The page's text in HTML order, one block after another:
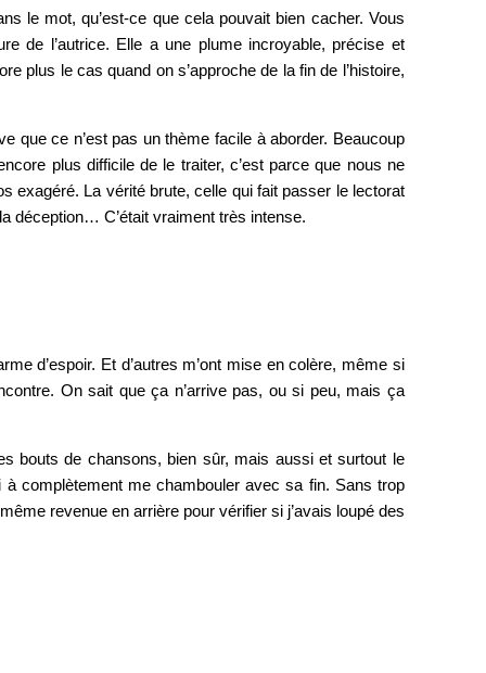
le mot, qu’est-ce que cela pouvait bien cacher. Vous
de l’autrice. Elle a une plume incroyable, précise et
plus le cas quand on s’approche de la fin de l’histoire,
que ce n’est pas un thème facile à aborder. Beaucoup
plus difficile de le traiter, c’est parce que nous ne
exagéré. La vérité brute, celle qui fait passer le lectorat
déception… C’était vraiment très intense.
d’espoir. Et d’autres m’ont mise en colère, même si
On sait que ça n’arrive pas, ou si peu, mais ça
bouts de chansons, bien sûr, mais aussi et surtout le
complètement me chambouler avec sa fin. Sans trop
revenue en arrière pour vérifier si j’avais loupé des